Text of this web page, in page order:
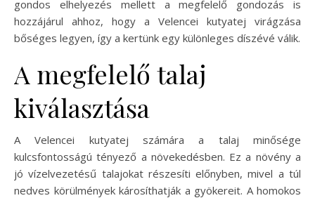
gondos elhelyezés mellett a megfelelő gondozás is
hozzájárul ahhoz, hogy a Velencei kutyatej virágzása
bőséges legyen, így a kertünk egy különleges díszévé válik.
A megfelelő talaj
kiválasztása
A Velencei kutyatej számára a talaj minősége
kulcsfontosságú tényező a növekedésben. Ez a növény a
jó vízelvezetésű talajokat részesíti előnyben, mivel a túl
nedves körülmények károsíthatják a gyökereit. A homokos